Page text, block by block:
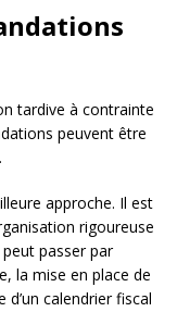
tardive à contrainte
peuvent être
approche. Il est
rigoureuse
passer par
la mise en place de
calendrier fiscal